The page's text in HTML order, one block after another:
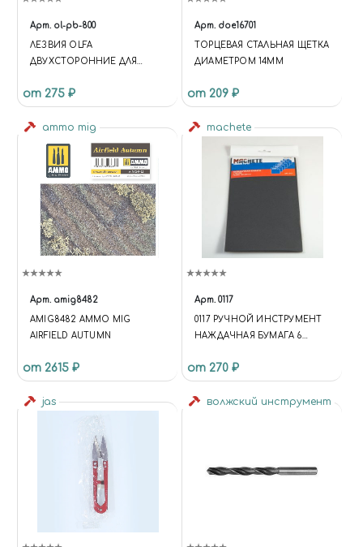
Арт. ol-pb-800
ЛЕЗВИЯ OLFA
ДВУХСТОРОННИЕ ДЛЯ
3 ШТ
от 275 ₽
Арт. doe16701
ТОРЦЕВАЯ СТАЛЬНАЯ ЩЕТКА
ДИАМЕТРОМ 14ММ
от 209 ₽
ammo mig
Арт. amig8482
AMIG8482 AMMO MIG
AIRFIELD AUTUMN
от 2615 ₽
machete
Арт. 0117
0117 РУЧНОЙ ИНСТРУМЕНТ
НАЖДАЧНАЯ БУМАГА 6
ЛИСТОВ
от 270 ₽
jas волжский инструмент